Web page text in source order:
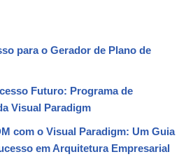
para o Gerador de Plano de
Futuro: Programa de
Visual Paradigm
com o Visual Paradigm: Um Guia
em Arquitetura Empresarial